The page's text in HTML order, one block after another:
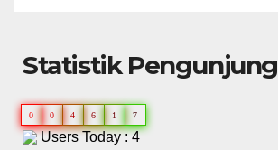
Statistik Pengunjung
0 0 4 6 1 7
Users Today : 4